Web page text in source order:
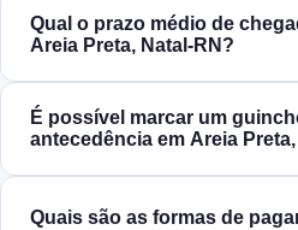
Qual o prazo médio de
Areia Preta, Natal‑RN?
É possível marcar um
antecedência em Areia Preta,
Quais são as formas de